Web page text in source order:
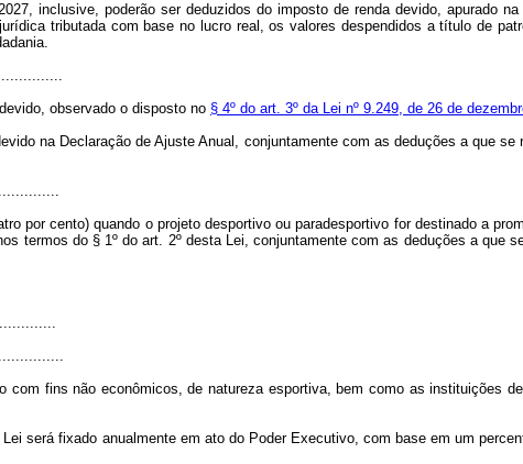
inclusive, poderão ser deduzidos do imposto de renda devido, apurado
tributada com base no lucro real, os valores despendidos a título de
observado o disposto no § 4º do art. 3º da Lei nº 9.249, de 26 de
na Declaração de Ajuste Anual, conjuntamente com as deduções a que se
por cento) quando o projeto desportivo ou paradesportivo for destinado a
termos do § 1º do art. 2º desta Lei, conjuntamente com as deduções a que
fins não econômicos, de natureza esportiva, bem como as instituições
será fixado anualmente em ato do Poder Executivo, com base em um